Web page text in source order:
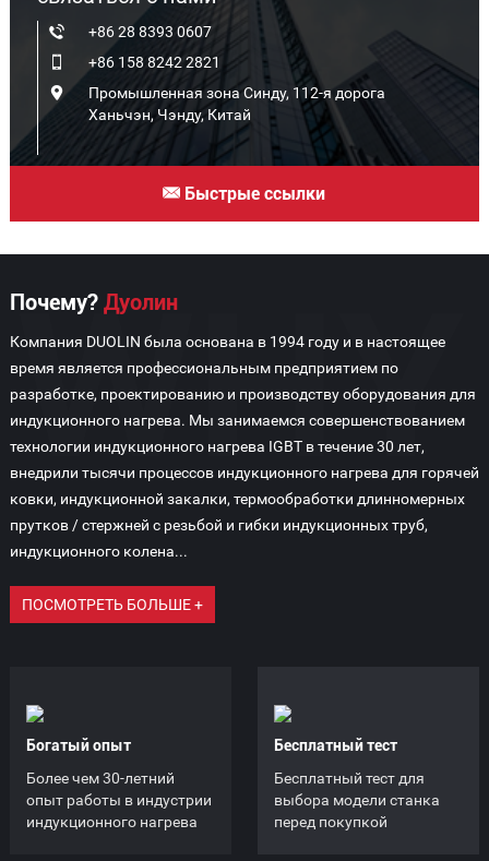
+86 28 8393 0607
+86 158 8242 2821
Промышленная зона Синду, 112-я дорога
Ханьчэн, Чэнду, Китай
Быстрые ссылки
Почему? Дуолин
Компания DUOLIN была основана в 1994 году и в настоящее
время является профессиональным предприятием по
разработке, проектированию и производству оборудования для
индукционного нагрева. Мы занимаемся совершенствованием
технологии индукционного нагрева IGBT в течение 30 лет,
внедрили тысячи процессов индукционного нагрева для горячей
ковки, индукционной закалки, термообработки длинномерных
прутков / стержней с резьбой и гибки индукционных труб,
индукционного колена...
ПОСМОТРЕТЬ БОЛЬШЕ +
Богатый опыт
Более чем 30-летний
опыт работы в индустрии
индукционного нагрева
Бесплатный тест
Бесплатный тест для
выбора модели станка
перед покупкой